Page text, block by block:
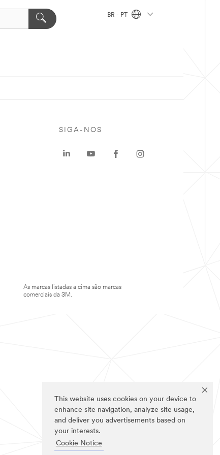
This website uses cookies on your device to
enhance site navigation, analyze site usage,
and deliver you advertisements based on
your interests.
Cookie Notice
BR - PT
SIGA-NOS
As marcas listadas a cima são marcas
comerciais da 3M.